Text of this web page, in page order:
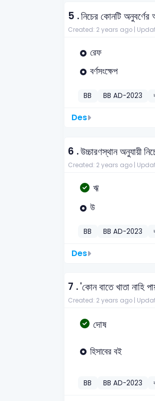
5 .নিচের কোনটি
Created: 2 years ago |
রেফ
বর্ণসংক্ষেপ
BB BB AD-2023
Des
6 .উচ্চারণস্থান অনুযায়ী
Created: 2 years ago |
ঋ
উ
BB BB AD-2023
Des
7 .'কোন বাতে খাতা নাহি
Created: 2 years ago |
দোষ
হিসাবের বই
BB BB AD-2023